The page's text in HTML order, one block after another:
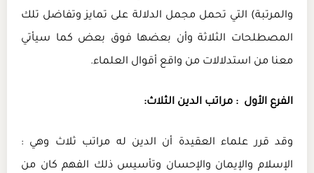
والمرتبة) التي تحمل مجمل الدلالة على تمايز وتفاضل تلك
المصطلحات الثلاثة وأن بعضها فوق بعض كما سيأتي
معنا من استدلالات من واقع أقوال العلماء.
الفرع الأول : مراتب الدين الثلاث:
وقد قرر علماء العقيدة أن الدين له مراتب ثلاث وهي :
الإسلام والإيمان والإحسان وتأسيس ذلك الفهم كان من